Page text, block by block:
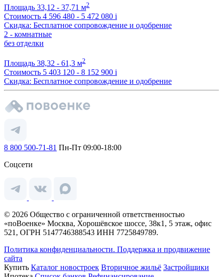
Площадь 33,12 - 37,71 м2
Стоимость 4 596 480 - 5 472 080 i
Скидка: Бесплатное сопровождение и одобрение
2 - комнатные
без отделки
Площадь 38,32 - 61,3 м2
Стоимость 5 403 120 - 8 152 900 i
Скидка: Бесплатное сопровождение и одобрение
8 800 500-71-81 Пн-Пт 09:00-18:00
Соцсети
© 2026 Общество с ограниченной ответственностью
«поВоенке» Москва, Хорошёвское шоссе, 38к1, 5 этаж, офис
521, ОГРН 5147746388543 ИНН 7725849789.
Политика конфиденциальности. Поддержка и продвижение
сайта
Купить Каталог новостроек Вторичное жильё Застройщики